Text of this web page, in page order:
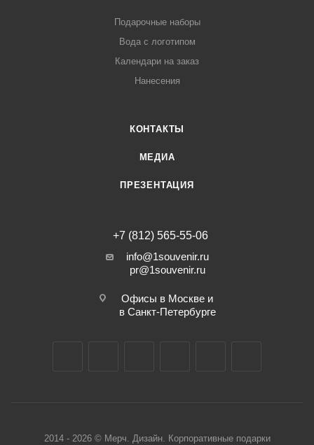
Подарочные наборы
Вода с логотипом
Календари на заказ
Нанесения
КОНТАКТЫ
МЕДИА
ПРЕЗЕНТАЦИЯ
+7 (812) 565-55-06
info@1souvenir.ru
pr@1souvenir.ru
Офисы в Москве и
в Санкт-Петербурге
2014 - 2026 © Мерч. Дизайн. Корпоративные подарки